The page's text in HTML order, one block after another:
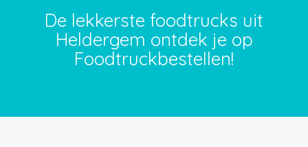
De lekkerste foodtrucks uit
Heldergem ontdek je op
Foodtruckbestellen!